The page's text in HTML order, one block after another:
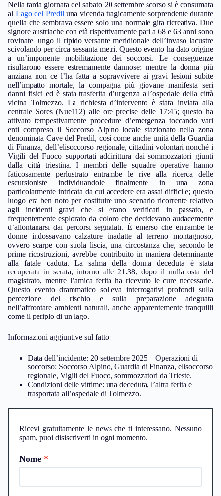
Nella tarda giornata del sabato 20 settembre scorso si è consumata
al Lago del Predil una vicenda tragicamente sorprendente durante
quella che sembrava essere solo una normale gita ricreativa. Due
signore austriache con età rispettivamente pari a 68 e 63 anni sono
rovinate lungo il ripido versante meridionale dell’invaso lacustre
scivolando per circa sessanta metri. Questo evento ha dato origine
a un’imponente mobilitazione dei soccorsi. Le conseguenze
risultarono essere estremamente dannose: mentre la donna più
anziana non ce l’ha fatta a sopravvivere ai gravi lesioni subite
nell’impatto mortale, la compagna più giovane manifesta seri
danni fisici ed è stata trasferita d’urgenza all’ospedale della città
vicina Tolmezzo. La richiesta d’intervento è stata inviata alla
centrale Sores (Nue112) alle ore precise delle 17:45; questo ha
attivato tempestivamente procedure d’emergenza toccando vari
enti compreso il Soccorso Alpino locale stazionato nella zona
denominata Cave del Predil, così come anche unità della Guardia
di Finanza, dell’elisoccorso regionale, cittadini volontari nonché i
Vigili del Fuoco supportati addirittura dai sommozzatori giunti
dalla città triestina. I membri delle squadre operative hanno
faticosamente perlustrato entrambe le rive alla ricerca delle
escursioniste individuandole finalmente in una zona
particolarmente intricata da cui accedere era assai difficile; questo
luogo era ben noto per costituire uno scenario ricorrente relativo
agli incidenti gravi che si erano verificati in passato, e
frequentemente esplorato da coloro che decidevano audacemente
d’allontanarsi dai percorsi segnalati. È emerso che entrambe le
donne indossavano calzature inadatte al terreno montagnoso,
ovvero scarpe con suola liscia, una circostanza che, secondo le
prime ricostruzioni, avrebbe contribuito in maniera determinante
alla fatale caduta. La salma della donna deceduta è stata
recuperata in serata, intorno alle 21:38, dopo il nulla osta del
magistrato, mentre l’amica ferita ha ricevuto le cure necessarie.
Questo evento drammatico solleva interrogativi profondi sulla
percezione del rischio e sulla preparazione adeguata
nell’affrontare ambienti naturali, anche apparentemente tranquilli
come il periplo di un lago.
Informazioni aggiuntive sul fatto:
Data dell’incidente: 20 settembre 2025 – Operazioni di
soccorso: Soccorso Alpino, Guardia di Finanza, elisoccorso
regionale, Vigili del Fuoco, sommozzatori da Trieste.
Condizioni delle vittime: una deceduta, l’altra ferita e
trasportata all’ospedale di Tolmezzo.
Ricevi gratuitamente le news che ti interessano. Nessuno
spam, puoi disiscriverti in ogni momento.
Nome